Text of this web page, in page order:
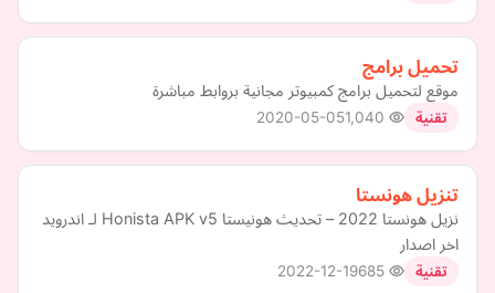
تحميل برامج
موقع لتحميل برامج كمبيوتر مجانية بروابط مباشرة
تقنية 2020-05-05
تنزيل هونستا
نزيل هونستا 2022 – تحديث هونيستا Honista APK v5 لـ اندرويد
اخر اصدار
تقنية 2022-12-19